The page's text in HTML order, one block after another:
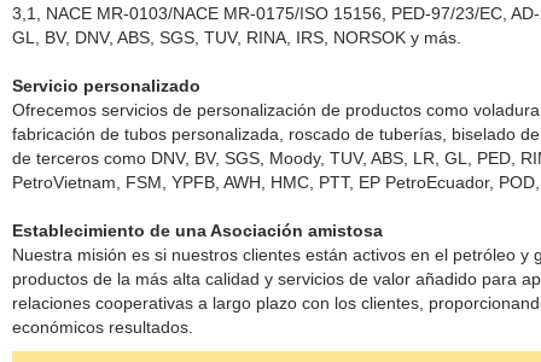
3,1, NACE MR-0103/NACE MR-0175/ISO 15156, PED-97/23/EC,
GL, BV, DNV, ABS, SGS, TUV, RINA, IRS, NORSOK y más.
Servicio personalizado
Ofrecemos servicios de personalización de productos como
fabricación de tubos personalizada, roscado de tuberías, biselado
de terceros como DNV, BV, SGS, Moody, TUV, ABS, LR, GL, PED,
PetroVietnam, FSM, YPFB, AWH, HMC, PTT, EP PetroEcuador,
Establecimiento de una Asociación amistosa
Nuestra misión es si nuestros clientes están activos en el petróleo
productos de la más alta calidad y servicios de valor añadido para
relaciones cooperativas a largo plazo con los clientes,
económicos resultados.